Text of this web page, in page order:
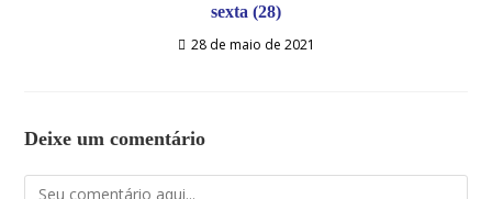
sexta (28)
28 de maio de 2021
Deixe um comentário